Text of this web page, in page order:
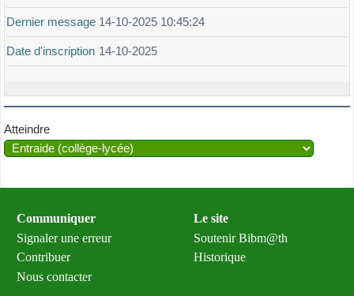
Dernier message 14-10-2025 10:45:24
Date d'inscription 14-10-2025
Atteindre
Communiquer
Signaler une erreur
Contribuer
Nous contacter
Le site
Soutenir Bibm@th
Historique